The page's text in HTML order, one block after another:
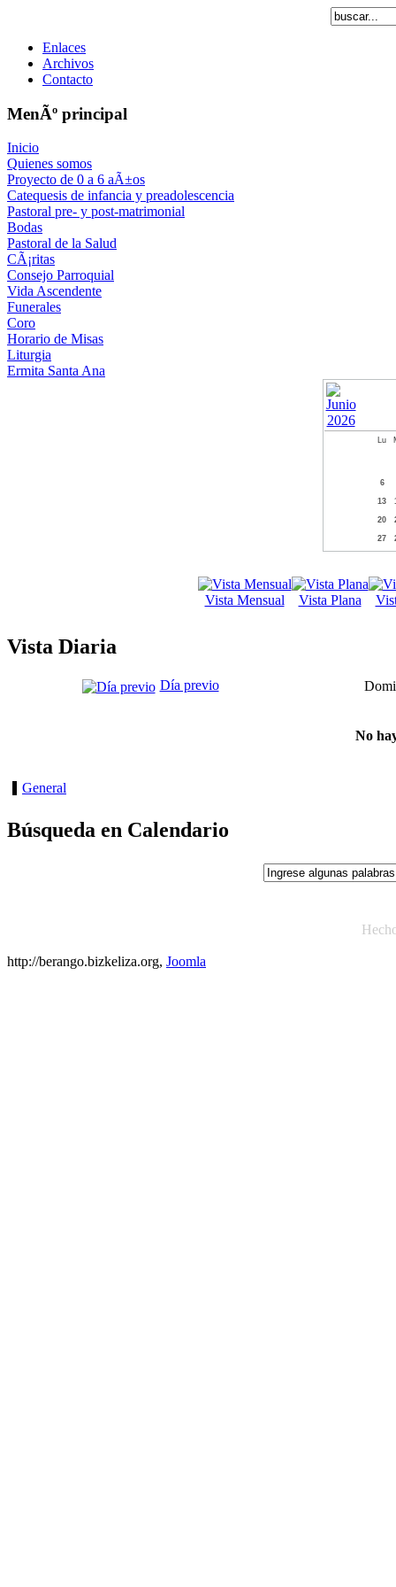
Enlaces
Archivos
Contacto
MenÃº principal
Inicio
Quienes somos
Proyecto de 0 a 6 aÃ±os
Catequesis de infancia y preadolescencia
Pastoral pre- y post-matrimonial
Bodas
Pastoral de la Salud
CÃ¡ritas
Consejo Parroquial
Vida Ascendente
Funerales
Coro
Horario de Misas
Liturgia
Ermita Santa Ana
Lu
6
13
20
27
Vista Mensual Vista Plana
Vista Diaria
Día previo
No
General
Búsqueda en Calendario
http://berango.bizkeliza.org, Joomla